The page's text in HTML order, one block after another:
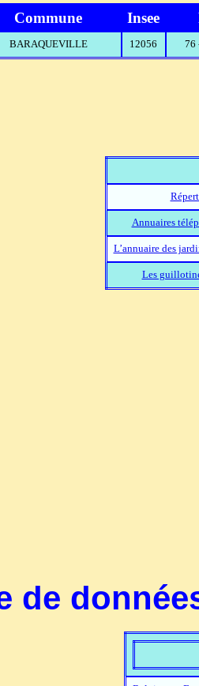
Commune Insee
BARAQUEVILLE 12056 76
Annuaires
L’annuaire des
Les
de